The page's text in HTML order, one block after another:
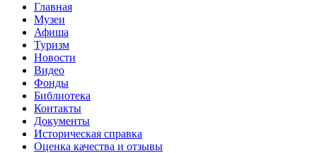
Главная
Музеи
Афиша
Туризм
Новости
Видео
Фонды
Библиотека
Контакты
Документы
Историческая справка
Оценка качества и отзывы